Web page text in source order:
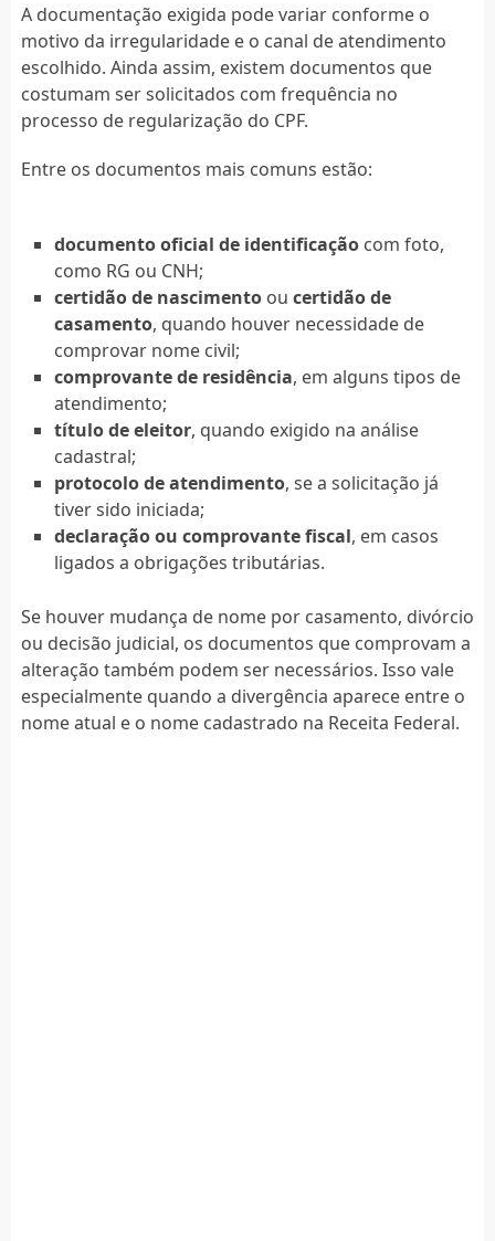
A documentação exigida pode variar conforme o
motivo da irregularidade e o canal de atendimento
escolhido. Ainda assim, existem documentos que
costumam ser solicitados com frequência no
processo de regularização do CPF.
Entre os documentos mais comuns estão:
documento oficial de identificaçãocom foto,
como RG ou CNH;
certidão de nascimentoou certidão de
casamento, quando houver necessidade de
comprovar nome civil;
comprovante de residência, em alguns tipos de
atendimento;
título de eleitor, quando exigido na análise
cadastral;
protocolo de atendimento, se a solicitação já
tiver sido iniciada;
declaração ou comprovante fiscal, em casos
ligados a obrigações tributárias.
Se houver mudança de nome por casamento, divórcio
ou decisão judicial, os documentos que comprovam a
alteração também podem ser necessários. Isso vale
especialmente quando a divergência aparece entre o
nome atual e o nome cadastrado na Receita Federal.